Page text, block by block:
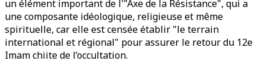
un élément important de l'"Axe de la Résistance", qui a
une composante idéologique, religieuse et même
spirituelle, car elle est censée établir "le terrain
international et régional" pour assurer le retour du 12e
Imam chiite de l’occultation.